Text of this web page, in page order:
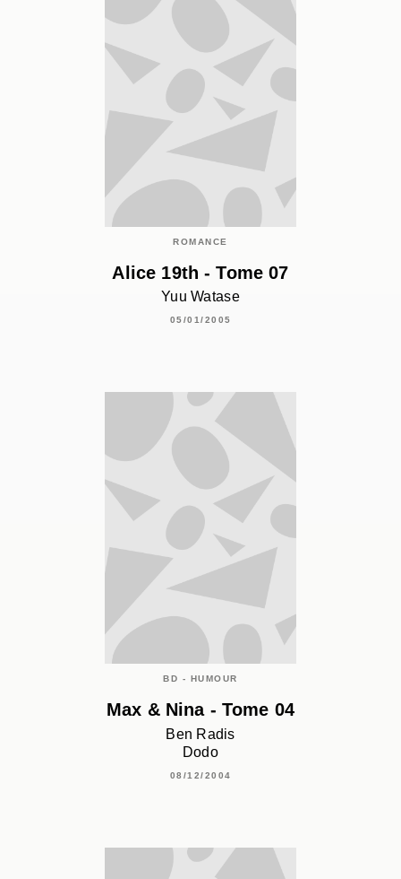
ROMANCE
Alice 19th - Tome 07
Yuu Watase
05/01/2005
BD - HUMOUR
Max & Nina - Tome 04
Ben Radis
Dodo
08/12/2004